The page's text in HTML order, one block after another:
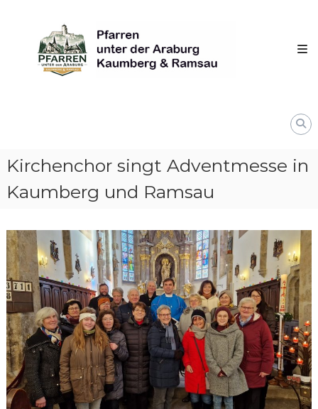
content
unter
derAraburg
Kaumberg
Kirchenchor singt Adventmesse in
Kaumberg und Ramsau